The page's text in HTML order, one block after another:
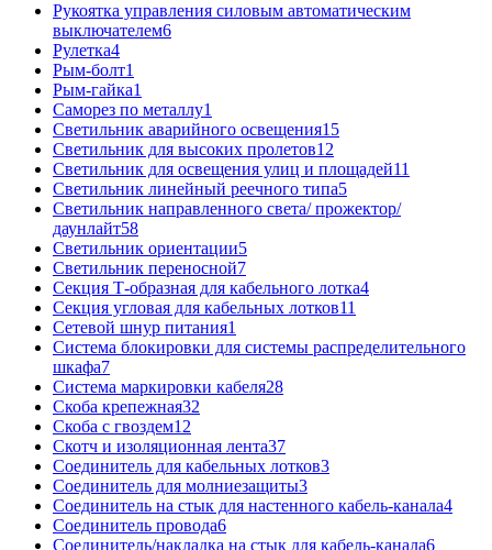
Рукоятка управления силовым автоматическим
выключателем6
Рулетка4
Рым-болт1
Рым-гайка1
Саморез по металлу1
Светильник аварийного освещения15
Светильник для высоких пролетов12
Светильник для освещения улиц и площадей11
Светильник линейный реечного типа5
Светильник направленного света/ прожектор/
даунлайт58
Светильник ориентации5
Светильник переносной7
Секция Т-образная для кабельного лотка4
Секция угловая для кабельных лотков11
Сетевой шнур питания1
Система блокировки для системы распределительного
шкафа7
Система маркировки кабеля28
Скоба крепежная32
Скоба с гвоздем12
Скотч и изоляционная лента37
Соединитель для кабельных лотков3
Соединитель для молниезащиты3
Соединитель на стык для настенного кабель-канала4
Соединитель провода6
Соединитель/накладка на стык для кабель-канала6